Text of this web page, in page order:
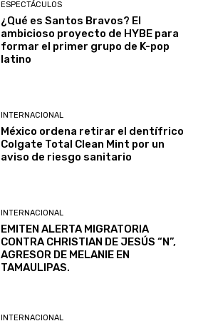
ESPECTÁCULOS
¿Qué es Santos Bravos? El
ambicioso proyecto de HYBE para
formar el primer grupo de K-pop
latino
INTERNACIONAL
México ordena retirar el dentífrico
Colgate Total Clean Mint por un
aviso de riesgo sanitario
INTERNACIONAL
EMITEN ALERTA MIGRATORIA
CONTRA CHRISTIAN DE JESÚS “N”,
AGRESOR DE MELANIE EN
TAMAULIPAS.
INTERNACIONAL